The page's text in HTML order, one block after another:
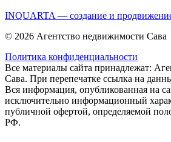
INQUARTA — создание и
© 2026 Агентство недвижимости Сава
Политика конфиденциальности
Все материалы сайта принадлежат:
Сава. При перепечатке ссылка на
Вся информация, опубликованная на
исключительно информационный
публичной офертой, определяемой
РФ.